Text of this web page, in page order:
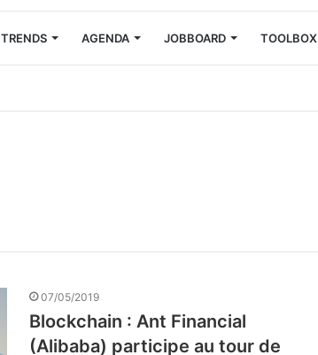
TRENDS AGENDA JOBBOARD TOOLBOX
07/05/2019
Blockchain : Ant Financial
(Alibaba) participe au tour de